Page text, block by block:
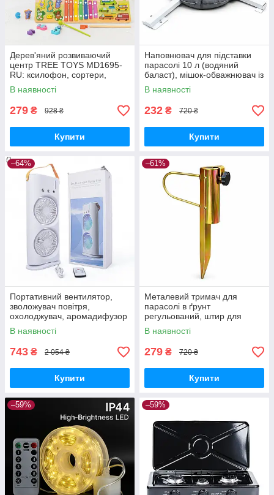
Дерев'яний розвиваючий
центр TREE TOYS MD1695-
RU: ксилофон, сортери,
рибальство, 10 рибок
В наявності
279 ₴ 928 ₴
Купити
Наповнювач для підставки
парасолі 10 л (водяний
баласт), мішок-обважнювач із
клапаном
В наявності
232 ₴ 720 ₴
Купити
–64%
Портативний вентилятор,
зволожувач повітря,
охолоджувач, аромадифузор
FH-666
В наявності
743 ₴ 2 054 ₴
Купити
–61%
Металевий тримач для
парасолі в ґрунт
регульований, штир для
садової парасолі з
фіксатором
В наявності
279 ₴ 720 ₴
Купити
–59% –59%